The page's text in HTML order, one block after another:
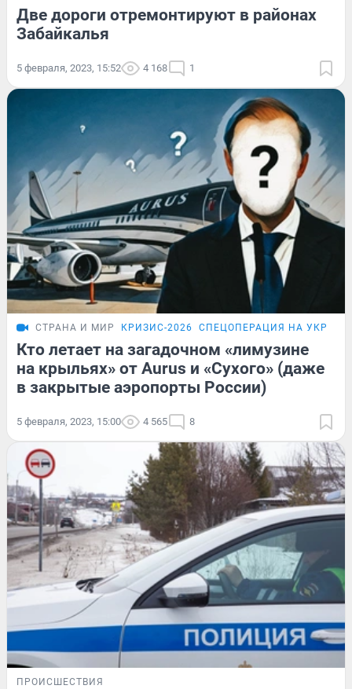
Две дороги отремонтируют в районах
Забайкалья
5 февраля, 2023, 15:52 4 168 1
СТРАНА И МИР КРИЗИС-2026 СПЕЦОПЕРАЦИЯ НА
Кто летает на загадочном «лимузине
на крыльях» от Aurus и «Сухого» (даже
в закрытые аэропорты России)
5 февраля, 2023, 15:00 4 565 8
ПРОИСШЕСТВИЯ